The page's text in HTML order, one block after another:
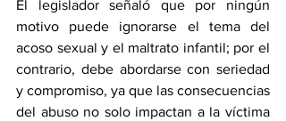
El legislador señaló que por ningún
motivo puede ignorarse el tema del
acoso sexual y el maltrato infantil; por el
contrario, debe abordarse con seriedad
y compromiso, ya que las consecuencias
del abuso no solo impactan a la víctima